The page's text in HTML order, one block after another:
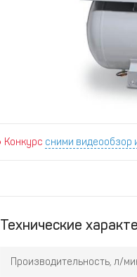
Конкурс сними видеообзор
Технические
Производительность, л/